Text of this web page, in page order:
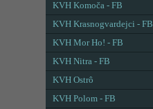
KVH Komoča - FB
KVH Krasnogvardejci - FB
KVH Mor Ho! - FB
KVH Nitra - FB
KVH Ostrô
KVH Polom - FB